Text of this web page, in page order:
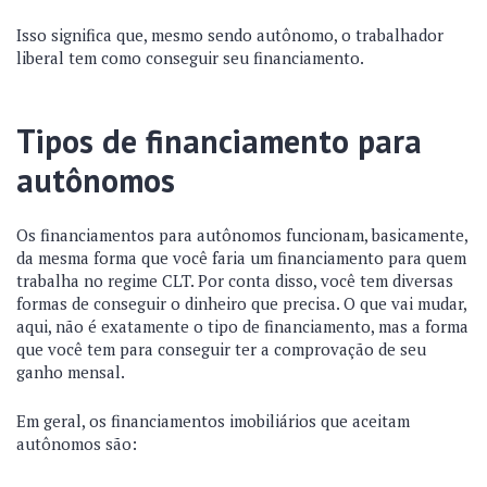
Isso significa que, mesmo sendo autônomo, o trabalhador
liberal tem como conseguir seu financiamento.
Tipos de financiamento para
autônomos
Os financiamentos para autônomos funcionam, basicamente,
da mesma forma que você faria um financiamento para quem
trabalha no regime CLT. Por conta disso, você tem diversas
formas de conseguir o dinheiro que precisa. O que vai mudar,
aqui, não é exatamente o tipo de financiamento, mas a forma
que você tem para conseguir ter a comprovação de seu
ganho mensal.
Em geral, os financiamentos imobiliários que aceitam
autônomos são: